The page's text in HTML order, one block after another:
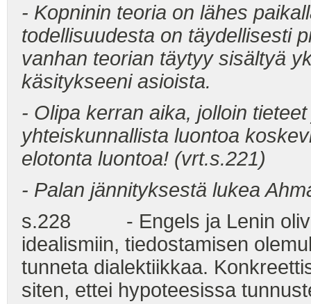
- Kopninin teoria on lähes
todellisuudesta on täydellisesti
vanhan teorian täytyy sisältyä
käsitykseeni asioista.
- Olipa kerran aika, jolloin
yhteiskunnallista luontoa
elotonta luontoa! (vrt.s.221)
- Palan jännityksestä lukea
s.228 - Engels ja Lenin olivat
idealismiin, tiedostamisen
tunneta dialektiikkaa.
siten, ettei hypoteesissa